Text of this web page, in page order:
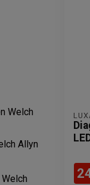
Welch
Allyn